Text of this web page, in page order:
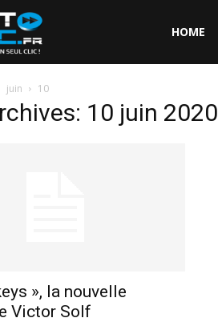
HOME
juin 10
10 juin 2020
», la nouvelle
Victor Solf